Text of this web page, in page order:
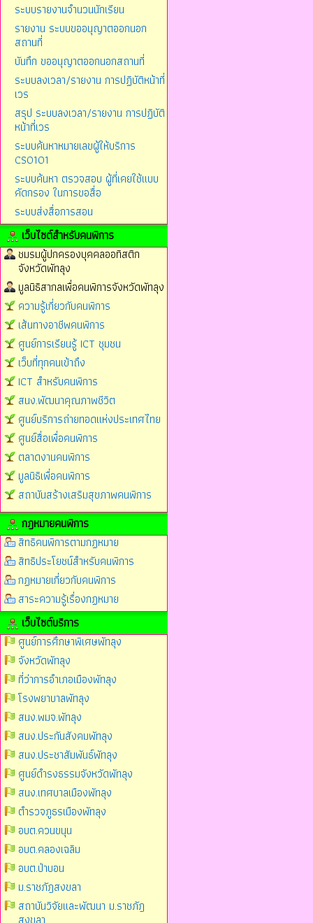
ระบบรายงานจำนวนนักเรียน
รายงาน ระบบขออนุญาตออกนอก
สถานที่
บันทึก ขออนุญาตออกนอกสถานที่
ระบบลงเวลา/รายงาน การปฏิบัติหน้าที่
เวร
สรุป ระบบลงเวลา/รายงาน การปฏิบัติ
หน้าที่เวร
ระบบค้นหาหมายเลขผู้ให้บริการ
CS0101
ระบบค้นหา ตรวจสอบ ผู้ที่เคยใช้แบบ
คัดกรอง ในการขอสื่อ
ระบบส่งสื่อการสอน
เว็บไซต์สำหรับคนพิการ
ชมรมผู้ปกครองบุคคลออทิสติก
จังหวัดพัทลุง
มูลนิธิสากลเพื่อคนพิการจังหวัดพัทลุง
ความรู้เกี่ยวกับคนพิการ
เส้นทางอาชีพคนพิการ
ศูนย์การเรียนรู้ ICT ชุมชน
เว็บที่ทุกคนเข้าถึง
ICT สำหรับคนพิการ
สนง.พัฒนาคุณภาพชีวิต
ศูนย์บริการถ่ายทอดแห่งประเทศไทย
ศูนย์สื่อเพื่อคนพิการ
ตลาดงานคนพิการ
มูลนิธิเพื่อคนพิการ
สถาบันสร้างเสริมสุขภาพคนพิการ
กฎหมายคนพิการ
สิทธิคนพิการตามกฏหมาย
สิทธิประโยชน์สำหรับคนพิการ
กฏหมายเกี่ยวกับคนพิการ
สาระความรู้เรื่องกฏหมาย
เว็บไซต์บริการ
ศูนย์การศึกษาพิเศษพัทลุง
จังหวัดพัทลุง
ที่ว่าการอำเภอเมืองพัทลุง
โรงพยาบาลพัทลุง
สนง.พมจ.พัทลุง
สนง.ประกันสังคมพัทลุง
สนง.ประชาสัมพันธ์พัทลุง
ศูนย์ดำรงธรรมจังหวัดพัทลุง
สนง.เทศบาลเมืองพัทลุง
ตำรวจภูธรเมืองพัทลุง
อบต.ควนขนุน
อบต.คลองเฉลิม
อบต.ป่าบอน
ม.ราชภัฎสงขลา
สถาบันวิจัยและพัฒนา ม.ราชภัฎ